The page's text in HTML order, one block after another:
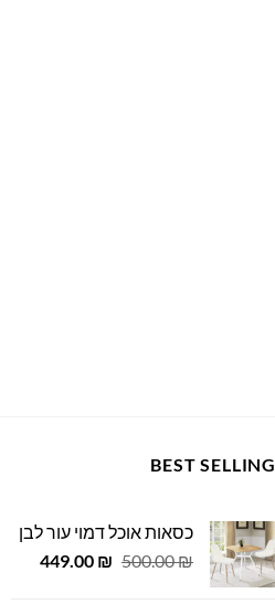
BEST SELLING
כסאות אוכל דמוי עור לבן
500.00₪
המחיר
449.00 ₪
המחיר